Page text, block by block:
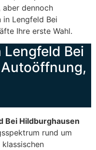
aber dennoch
Lengfeld Bei
Ihre erste Wahl.
Bei
Bei Hildburghausen
rund um
klassischen